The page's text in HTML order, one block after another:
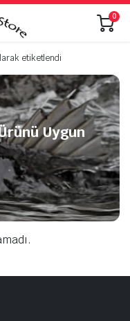
0
etiketlendi
Uygun